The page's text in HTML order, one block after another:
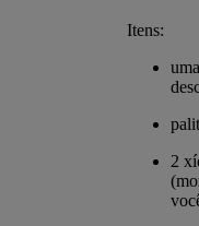
Itens:
2